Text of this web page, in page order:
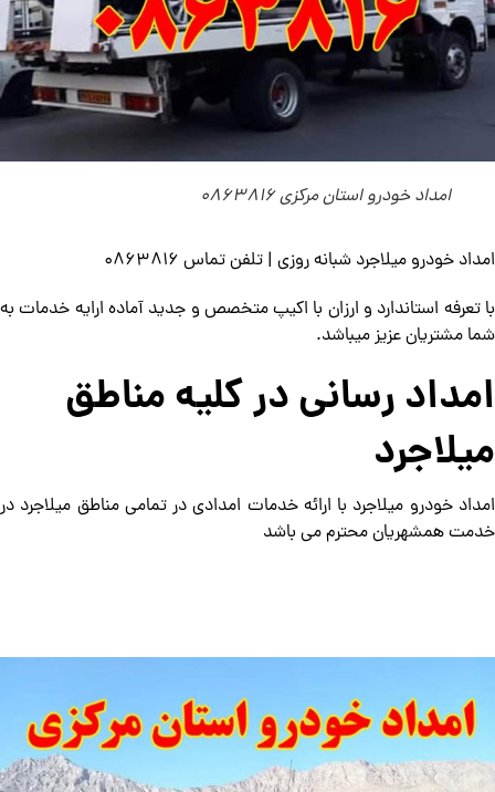
امداد خودرو استان مرکزی 0863816
امداد خودرو میلاجرد شبانه روزی | تلفن تماس 0863816
با تعرفه استاندارد و ارزان با اکیپ متخصص و جدید آماده ارایه خدمات به
شما مشتریان عزیز میباشد.
امداد رسانی در کلیه مناطق
میلاجرد
امداد خودرو میلاجرد با ارائه خدمات امدادی در تمامی مناطق میلاجرد در
خدمت همشهریان محترم می باشد